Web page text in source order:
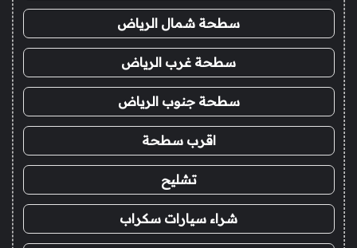
سطحة شمال الرياض
سطحة غرب الرياض
سطحة جنوب الرياض
اقرب سطحة
تشليح
شراء سيارات سكراب